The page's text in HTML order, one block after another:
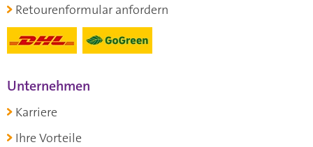
Retourenformular anfordern
Unternehmen
Karriere
Ihre Vorteile